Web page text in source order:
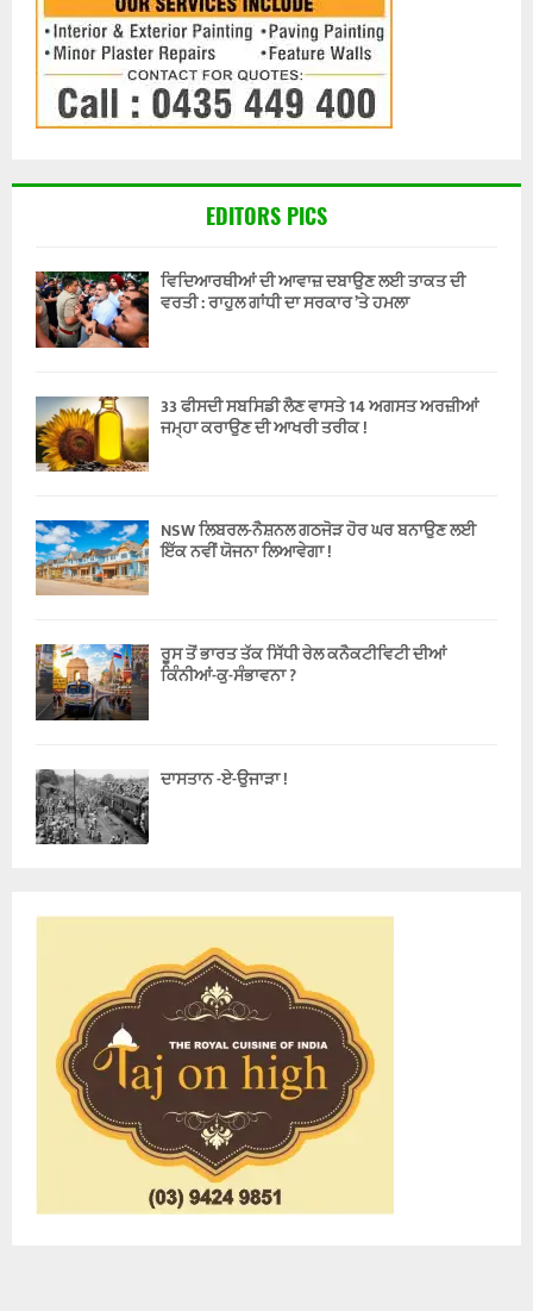
EDITORS PICS
ਵਿਦਿਆਰਥੀਆਂ ਦੀ ਆਵਾਜ਼ ਦਬਾਉਣ ਲਈ ਤਾਕਤ ਦੀ
ਵਰਤੀ : ਰਾਹੁਲ ਗਾਂਧੀ ਦਾ ਸਰਕਾਰ ’ਤੇ ਹਮਲਾ
33 ਫੀਸਦੀ ਸਬਸਿਡੀ ਲੈਣ ਵਾਸਤੇ 14 ਅਗਸਤ ਅਰਜ਼ੀਆਂ
ਜਮ੍ਹਾ ਕਰਾਉਣ ਦੀ ਆਖਰੀ ਤਰੀਕ !
NSW ਲਿਬਰਲ-ਨੈਸ਼ਨਲ ਗਠਜੋੜ ਹੋਰ ਘਰ ਬਨਾਉਣ ਲਈ
ਇੱਕ ਨਵੀਂ ਯੋਜਨਾ ਲਿਆਵੇਗਾ !
ਰੂਸ ਤੋਂ ਭਾਰਤ ਤੱਕ ਸਿੱਧੀ ਰੇਲ ਕਨੈਕਟੀਵਿਟੀ ਦੀਆਂ
ਕਿੰਨੀਆਂ-ਕੁ-ਸੰਭਾਵਨਾ ?
ਦਾਸਤਾਨ -ਏ-ਉਜਾੜਾ !